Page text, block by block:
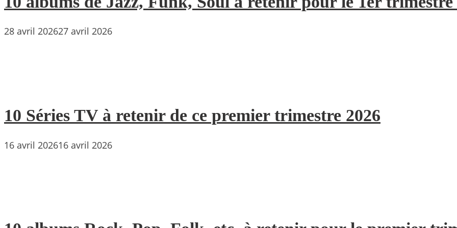
28 avril 202627 avril 2026
10 Séries TV à retenir de ce premier trimestre 2026
16 avril 202616 avril 2026